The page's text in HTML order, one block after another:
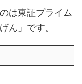
は東証プライム
ん」です。